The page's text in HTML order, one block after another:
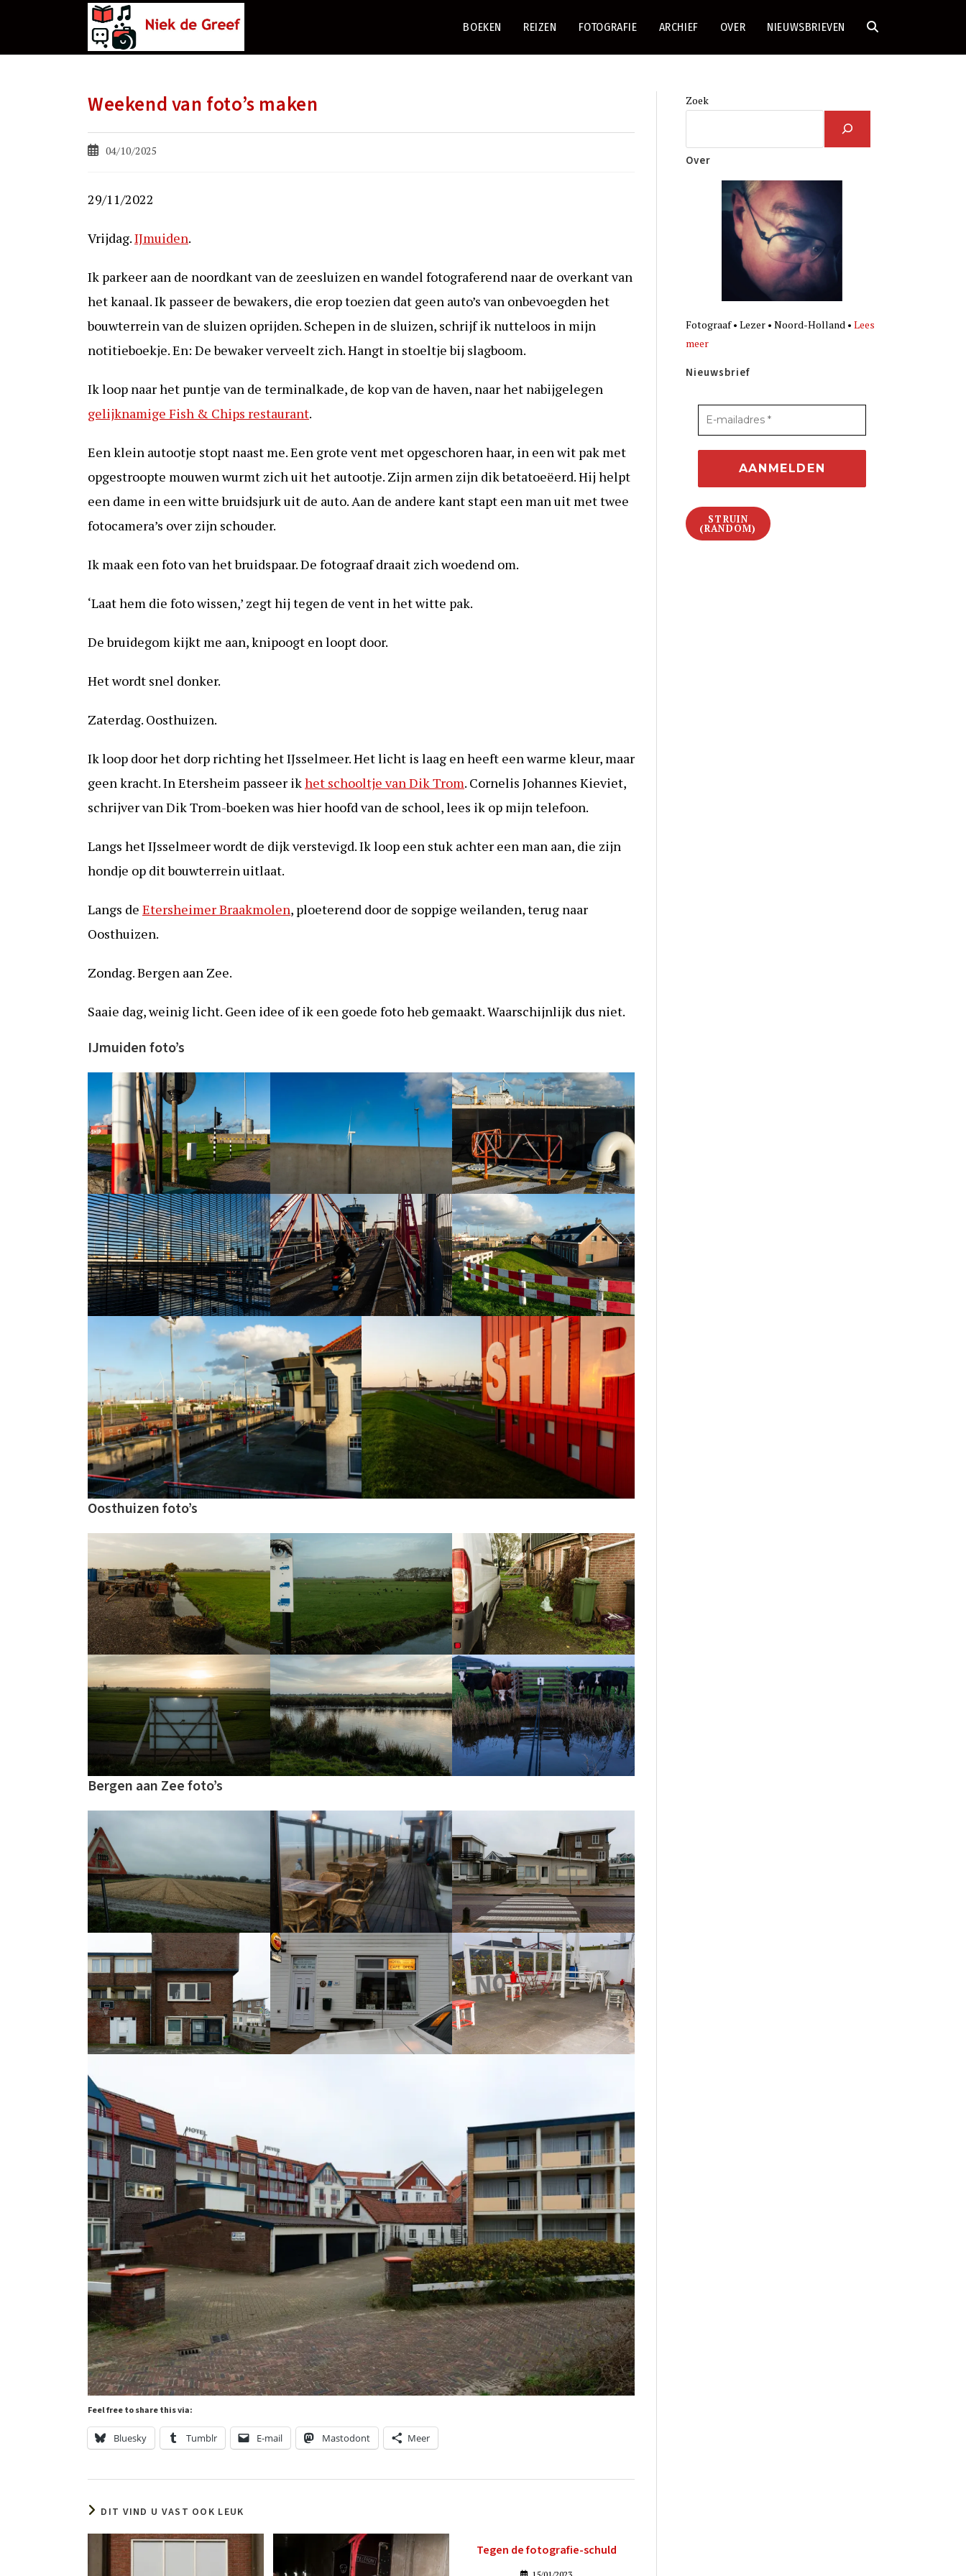
BOEKEN REIZEN FOTOGRAFIE ARCHIEF OVER NIEUWSBRIEVEN TOGGLE
Weekend van foto’s maken
Bericht04/10/2025
29/11/2022
Vrijdag.IJmuiden.
Ik parkeer aan de noordkant van de zeesluizen en wandel fotograferend naar de overkant van
het kanaal. Ik passeer de bewakers, die erop toezien dat geen auto’s van onbevoegden het
bouwterrein van de sluizen oprijden. Schepen in de sluizen, schrijf ik nutteloos in mijn
notitieboekje. En: De bewaker verveelt zich. Hangt in stoeltje bij slagboom.
Ik loop naar het puntje van de terminalkade, de kop van de haven, naar het nabijgelegen
gelijknamige Fish & Chips restaurant.
Een klein autootje stopt naast me. Een grote vent met opgeschoren haar, in een wit pak met
opgestroopte mouwen wurmt zich uit het autootje. Zijn armen zijn dik betatoeëerd. Hij helpt
een dame in een witte bruidsjurk uit de auto. Aan de andere kant stapt een man uit met twee
fotocamera’s over zijn schouder.
Ik maak een foto van het bruidspaar. De fotograaf draait zich woedend om.
‘Laat hem die foto wissen,’ zegt hij tegen de vent in het witte pak.
De bruidegom kijkt me aan, knipoogt en loopt door.
Het wordt snel donker.
Zaterdag. Oosthuizen.
Ik loop door het dorp richting het IJsselmeer. Het licht is laag en heeft een warme kleur, maar
geen kracht. In Etersheim passeer ikhet schooltje van Dik Trom. Cornelis Johannes Kieviet,
schrijver van Dik Trom-boeken was hier hoofd van de school, lees ik op mijn telefoon.
Langs het IJsselmeer wordt de dijk verstevigd. Ik loop een stuk achter een man aan, die zijn
hondje op dit bouwterrein uitlaat.
Langs de Etersheimer Braakmolen, ploeterend door de soppige weilanden, terug naar
Oosthuizen.
Zondag. Bergen aan Zee.
Saaie dag, weinig licht. Geen idee of ik een goede foto heb gemaakt. Waarschijnlijk dus niet.
IJmuiden foto’s
Oosthuizen foto’s
Bergen aan Zee foto’s
Feel free to share this via:
Bluesky Tumblr E-mail Mastodont Meer
DIT VIND U VAST OOK LEUK
Tegen de fotografie-schuld
Zoek
Over
Fotograaf • Lezer • Noord-Holland • Lees
meer
Nieuwsbrief
STRUIN
(RANDOM)